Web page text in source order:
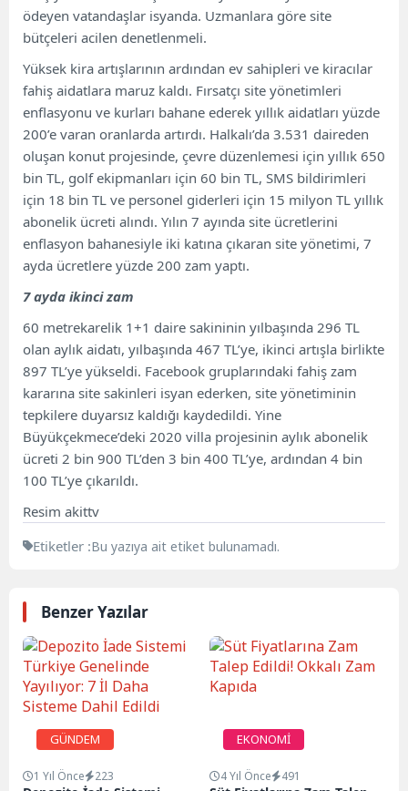
ödeyen vatandaşlar isyanda. Uzmanlara göre site
bütçeleri acilen denetlenmeli.
Yüksek kira artışlarının ardından ev sahipleri ve kiracılar
fahiş aidatlara maruz kaldı. Fırsatçı site yönetimleri
enflasyonu ve kurları bahane ederek yıllık aidatları yüzde
200’e varan oranlarda artırdı. Halkalı’da 3.531 daireden
oluşan konut projesinde, çevre düzenlemesi için yıllık 650
bin TL, golf ekipmanları için 60 bin TL, SMS bildirimleri
için 18 bin TL ve personel giderleri için 15 milyon TL yıllık
abonelik ücreti alındı. Yılın 7 ayında site ücretlerini
enflasyon bahanesiyle iki katına çıkaran site yönetimi, 7
ayda ücretlere yüzde 200 zam yaptı.
7 ayda ikinci zam
60 metrekarelik 1+1 daire sakininin yılbaşında 296 TL
olan aylık aidatı, yılbaşında 467 TL’ye, ikinci artışla birlikte
897 TL’ye yükseldi. Facebook gruplarındaki fahiş zam
kararına site sakinleri isyan ederken, site yönetiminin
tepkilere duyarsız kaldığı kaydedildi. Yine
Büyükçekmece’deki 2020 villa projesinin aylık abonelik
ücreti 2 bin 900 TL’den 3 bin 400 TL’ye, ardından 4 bin
100 TL’ye çıkarıldı.
Resim akittv
Etiketler :Bu yazıya ait etiket bulunamadı.
Benzer Yazılar
GÜNDEM
1 Yıl Önce 223
EKONOMİ
4 Yıl Önce 491